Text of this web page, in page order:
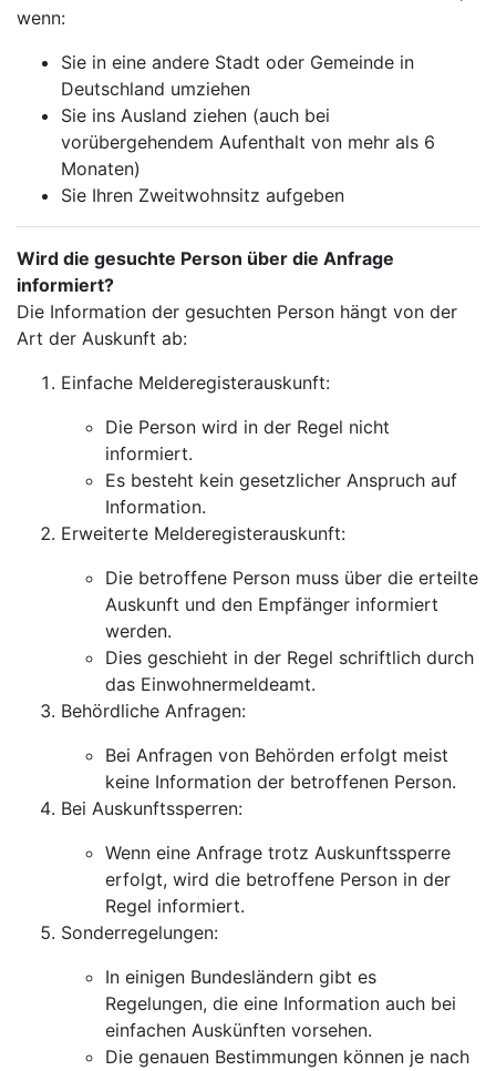
wenn:
Sie in eine andere Stadt oder Gemeinde in
Deutschland umziehen
Sie ins Ausland ziehen (auch bei
vorübergehendem Aufenthalt von mehr als 6
Monaten)
Sie Ihren Zweitwohnsitz aufgeben
Wird die gesuchte Person über die Anfrage
informiert?
Die Information der gesuchten Person hängt von der
Art der Auskunft ab:
Einfache Melderegisterauskunft:
Die Person wird in der Regel nicht
informiert.
Es besteht kein gesetzlicher Anspruch auf
Information.
Erweiterte Melderegisterauskunft:
Die betroffene Person muss über die erteilte
Auskunft und den Empfänger informiert
werden.
Dies geschieht in der Regel schriftlich durch
das Einwohnermeldeamt.
Behördliche Anfragen:
Bei Anfragen von Behörden erfolgt meist
keine Information der betroffenen Person.
Bei Auskunftssperren:
Wenn eine Anfrage trotz Auskunftssperre
erfolgt, wird die betroffene Person in der
Regel informiert.
Sonderregelungen:
In einigen Bundesländern gibt es
Regelungen, die eine Information auch bei
einfachen Auskünften vorsehen.
Die genauen Bestimmungen können je nach